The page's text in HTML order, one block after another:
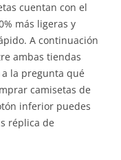
cuentan con el
más ligeras y
A continuación
ambas tiendas
la pregunta qué
camisetas de
inferior puedes
réplica de